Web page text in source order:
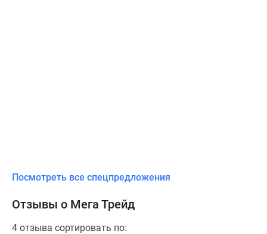
Посмотреть все спецпредложения
Отзывы о Мега Трейд
4 отзыва сортировать по: